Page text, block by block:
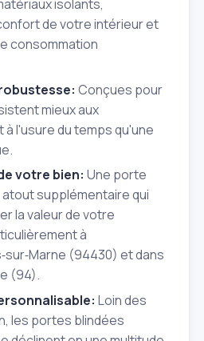
isolants,
de votre intérieur et
consommation
Conçues pour
mieux aux
l'usure du temps qu'une
votre bien: Une porte
supplémentaire qui
la valeur de votre
à
(94430) et dans
(94).
Loin des
les portes blindées